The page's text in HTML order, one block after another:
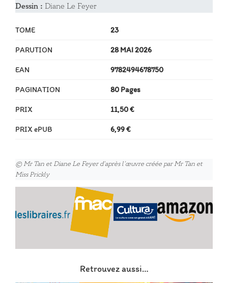
Dessin : Diane Le Feyer
TOME 23
PARUTION 28 MAI 2026
EAN 9782494678750
PAGINATION 80 Pages
PRIX 11,50 €
PRIX ePUB 6,99 €
© Mr Tan et Diane Le Feyer d’après l’œuvre créée par Mr Tan et
Miss Prickly
Retrouvez aussi…